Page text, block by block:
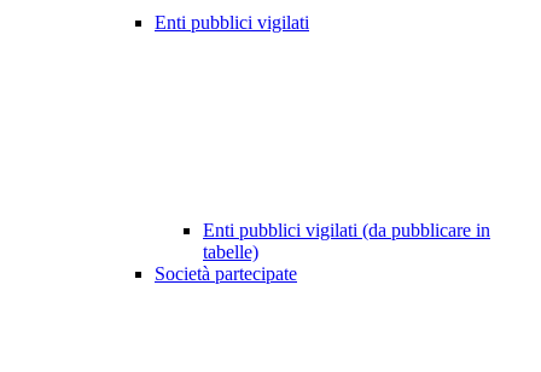
Enti pubblici vigilati
Enti pubblici vigilati (da pubblicare in
tabelle)
Società partecipate